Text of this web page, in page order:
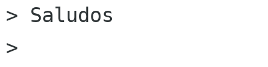
> Saludos
>